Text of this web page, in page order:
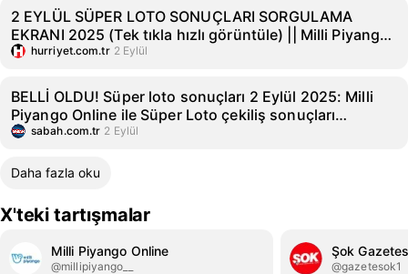
2 EYLÜL SÜPER LOTO SONUÇLARI SORGULAMA
EKRANI 2025 (Tek tıkla hızlı görüntüle) || Milli Piyango
Online ile Süper Loto çekiliş sonuçları belli oldu: 38
hurriyet.com.tr 2 Eylül
BELLİ OLDU! Süper loto sonuçları 2 Eylül 2025: Milli
Piyango Online ile Süper Loto çekiliş sonuçları
sorgulama ekranı
sabah.com.tr 2 Eylül
Daha fazla oku
X'teki tartışmalar
Milli Piyango Online
@millipiyango__
Şok
@gazetesok1